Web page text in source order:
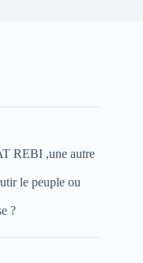
REBI ,une autre
le peuple ou
?